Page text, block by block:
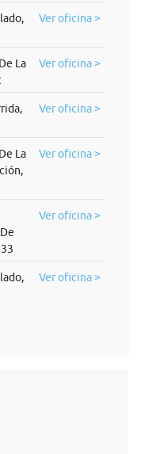
Ver oficina >
La
Ver oficina >
Ver oficina >
La
Ver oficina >
Ver oficina >
Ver oficina >